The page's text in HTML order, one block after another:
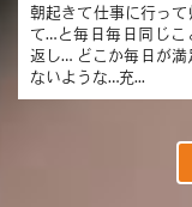
朝起きて仕事に行って
て…と毎日毎日同じこ
返し… どこか毎日が満
ないような…充...